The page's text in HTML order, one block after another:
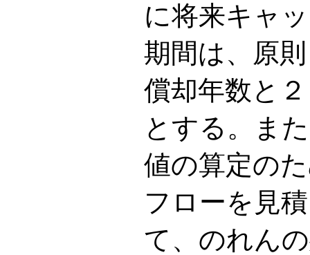
に将来キャ
期間は、原
償却年数と
とする。ま
値の算定の
フローを見
て、のれん